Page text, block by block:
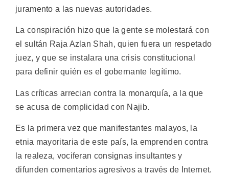
juramento a las nuevas autoridades.
La conspiración hizo que la gente se molestará con
el sultán Raja Azlan Shah, quien fuera un respetado
juez, y que se instalara una crisis constitucional
para definir quién es el gobernante legítimo.
Las críticas arrecian contra la monarquía, a la que
se acusa de complicidad con Najib.
Es la primera vez que manifestantes malayos, la
etnia mayoritaria de este país, la emprenden contra
la realeza, vociferan consignas insultantes y
difunden comentarios agresivos a través de Internet.